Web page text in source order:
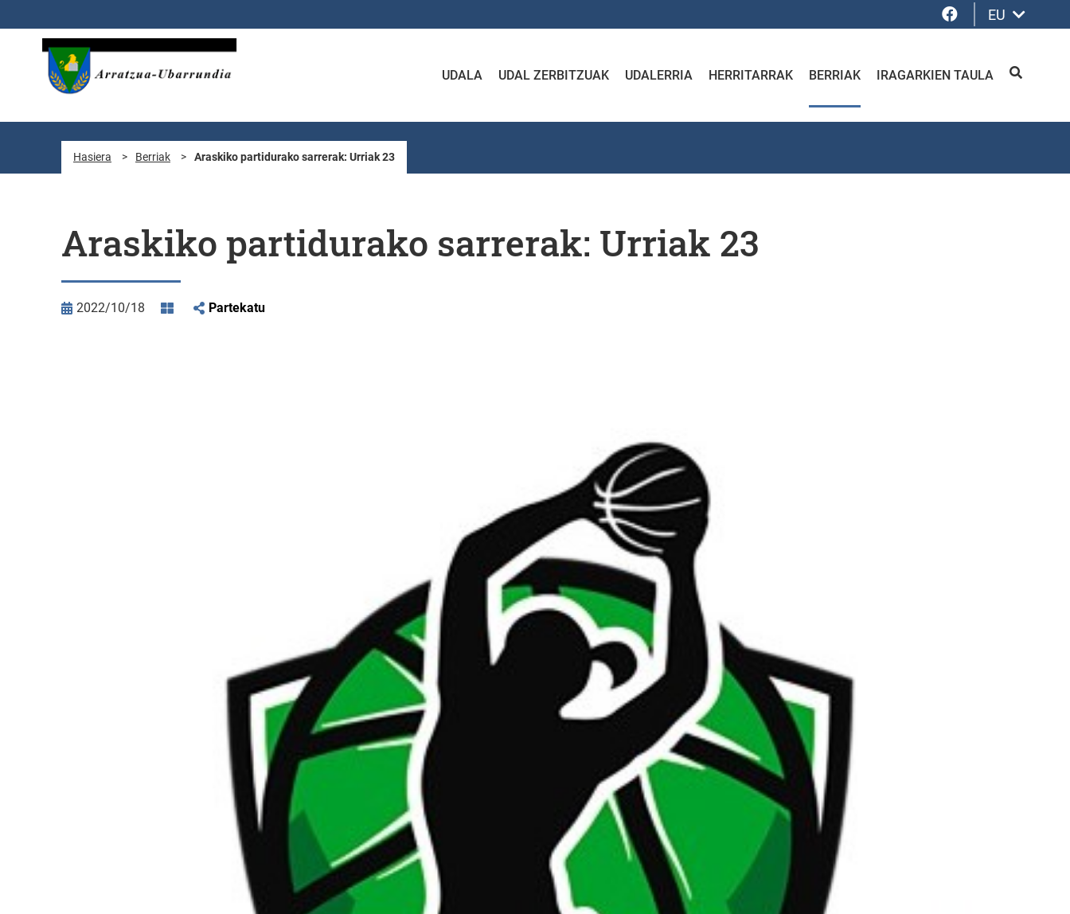
Facebook
EU
UDALA UDAL ZERBITZUAK UDALERRIA HERRITARRAK BERRIAK IRAGARKIEN TAULA BILATU
Hasiera > Berriak > Araskiko partidurako sarrerak: Urriak 23
Araskiko partidurako sarrerak: Urriak 23
2022/10/18 Partekatu